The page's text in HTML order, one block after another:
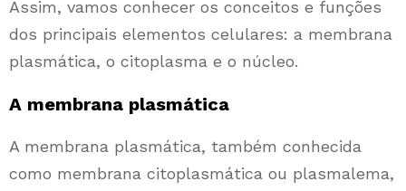
Assim, vamos conhecer os conceitos e funções
dos principais elementos celulares: a membrana
plasmática, o citoplasma e o núcleo.
A membrana plasmática
A membrana plasmática, também conhecida
como membrana citoplasmática ou plasmalema,